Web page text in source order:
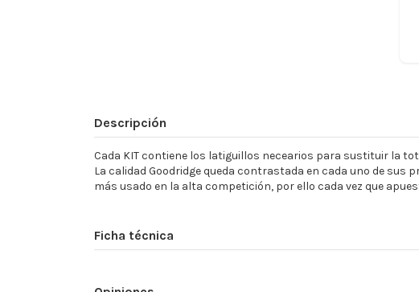
Descripción
Cada KIT contiene los latiguillos necearios para sustituir la
La calidad Goodridge queda contrastada en cada uno de
más usado en la alta competición, por ello cada vez que
Ficha técnica